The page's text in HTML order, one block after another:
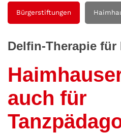
Bürgerstiftungen
Delfin-Therapie für
auch für